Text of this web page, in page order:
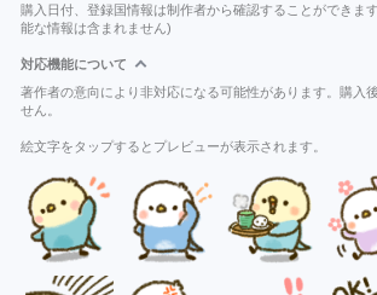
購入日付、登録国情報は制作者から確認することができま
能な情報は含まれません)
対応機能について
著作者の意向により非対応になる可能性があります。購入
せん。
絵文字をタップするとプレビューが表示されます。